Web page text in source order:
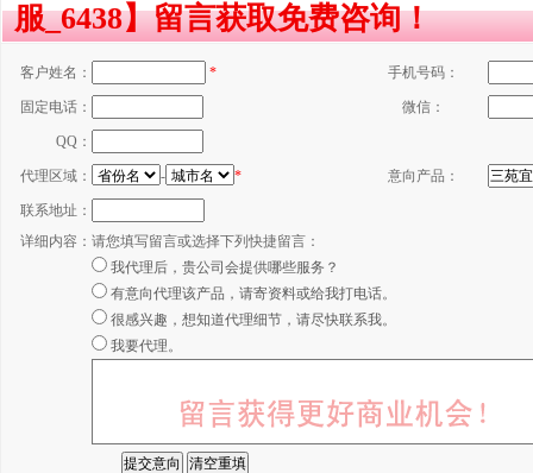
服_6438】留言获取免费咨询！
客户姓名： * 手机号码：
固定电话： 微信：
QQ：
代理区域： - * 意向产品：
联系地址：
详细内容： 请您填写留言或选择下列快捷留言：
我代理后，贵公司会提供哪些服务？
有意向代理该产品，请寄资料或给我打电话。
很感兴趣，想知道代理细节，请尽快联系我。
我要代理。